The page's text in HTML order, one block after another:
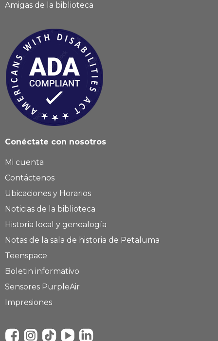
Amigas de la biblioteca
Conéctate con nosotros
Mi cuenta
Contáctenos
Ubicaciones y Horarios
Noticias de la biblioteca
Historia local y genealogía
Notas de la sala de historia de Petaluma
Teenspace
Boletin informativo
Sensores PurpleAir
Impresiones